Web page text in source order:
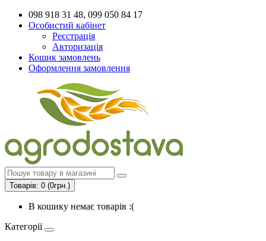
098 918 31 48, 099 050 84 17
Особистий кабінет
Реєстрація
Авторизація
Кошик замовлень
Оформлення замовлення
Товарів: 0 (0грн.)
В кошику немає товарів :(
Категорії